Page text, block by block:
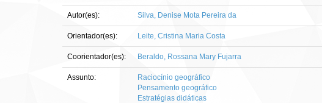
Autor(es): Silva, Denise Mota Pereira da
Orientador(es): Leite, Cristina Maria Costa
Coorientador(es): Beraldo, Rossana Mary Fujarra
Assunto:
Raciocínio geográfico
Pensamento geográfico
Estratégias didáticas